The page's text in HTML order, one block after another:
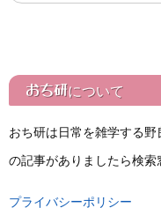
おち研について
おち研は日常を雑学する
の記事がありましたら検索
プライバシーポリシー